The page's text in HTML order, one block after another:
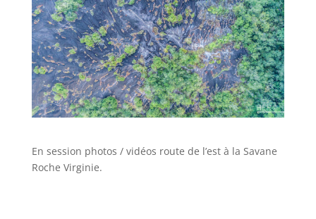
En session photos / vidéos route de l’est à la Savane
Roche Virginie.